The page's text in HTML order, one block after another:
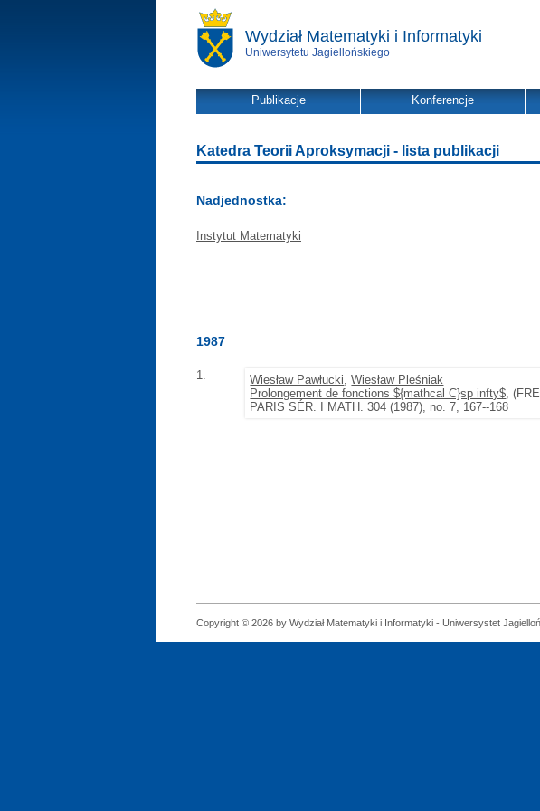
Wydział Matematyki i Informatyki
Uniwersytetu Jagiellońskiego
Publikacje Konferencje
Katedra Teorii Aproksymacji - lista publikacji
Nadjednostka:
Instytut Matematyki
1987
1. Wiesław Pawłucki,Wiesław Pleśniak
Prolongement de fonctions ${mathcal C}sp infty$,
PARIS SÉR. I MATH. 304 (1987), no. 7, 167--168
Copyright © 2026 by Wydział Matematyki i Informatyki - Uniwersystet